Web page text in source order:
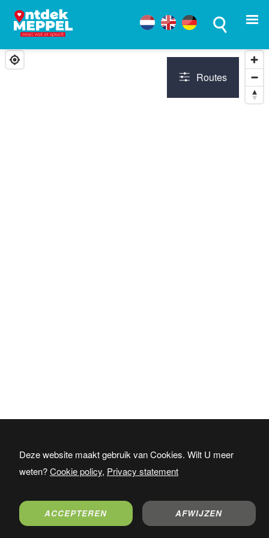
Deze website maakt gebruik van Cookies. Wilt U meer
weten?Cookie policy, Privacy statement
ACCEPTEREN AFWIJZEN
Routes